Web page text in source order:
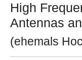
High
Antennas
(ehemals